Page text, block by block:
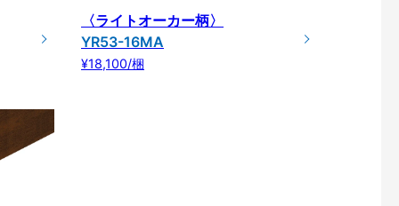
〈ライトオーカー柄〉
YR53-16MA
¥18,100/梱